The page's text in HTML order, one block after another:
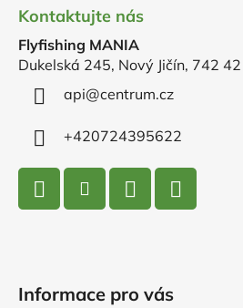
Kontaktujte nás
Flyfishing MANIA
Dukelská 245, Nový Jičín, 742 42
api@centrum.cz
+420724395622
Informace pro vás